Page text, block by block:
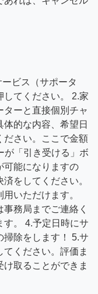
ビス（サポータ
してください。 2.家
ーと直接個別チャ
的な内容、希望日
ださい。ここで金額
が「引き受ける」ボ
可能になりますの
をしてください。
いただけます。
務局までご連絡く
す。 4.予定日時にサ
掃除をします！ 5.サ
ください。評価ま
取ることができま